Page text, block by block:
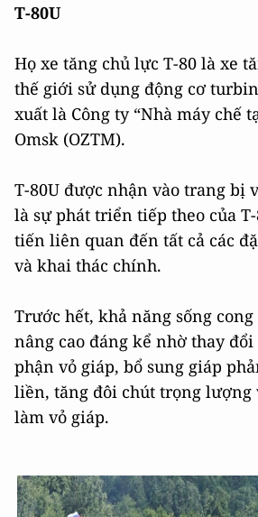
T-80U
Họ xe tăng chủ lực Т-80 là xe
thế giới sử dụng động cơ
xuất là Công ty “Nhà máy chế
Omsk (OZTM).
T-80U được nhận vào trang bị
là sự phát triển tiếp theo của
tiến liên quan đến tất cả các
và khai thác chính.
Trước hết, khả năng sống
nâng cao đáng kể nhờ thay đổi
phận vỏ giáp, bổ sung giáp
liền, tăng đôi chút trọng lượng
làm vỏ giáp.